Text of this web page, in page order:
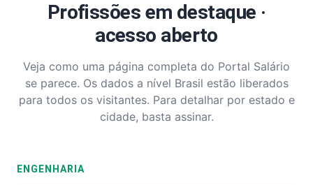
Profissões em destaque ·
acesso aberto
Veja como uma página completa do Portal Salário
se parece. Os dados a nível Brasil estão liberados
para todos os visitantes. Para detalhar por estado e
cidade, basta assinar.
ENGENHARIA